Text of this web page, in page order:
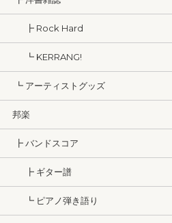
┣ Rock Hard
┗ KERRANG!
┗ アーティストグッズ
邦楽
┣ バンドスコア
┣ ギター譜
┗ ピアノ弾き語り